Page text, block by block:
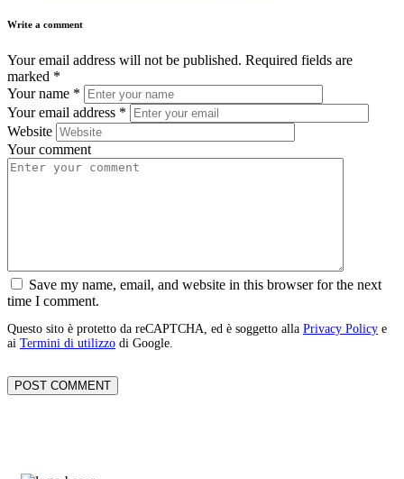
Write a comment
Your email address will not be published. Required fields are
marked *
Your name *
Your email address *
Website
Your comment
Save my name, email, and website in this browser for the next
time I comment.
Questo sito è protetto da reCAPTCHA, ed è soggetto alla Privacy Policy e
ai Termini di utilizzo di Google.